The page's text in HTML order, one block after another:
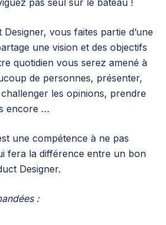
vous faites partie d’une
une vision et des objectifs
quotidien vous serez amené à
de personnes, présenter,
les opinions, prendre
encore …
une compétence à ne pas
fera la différence entre un bon
Designer.
: